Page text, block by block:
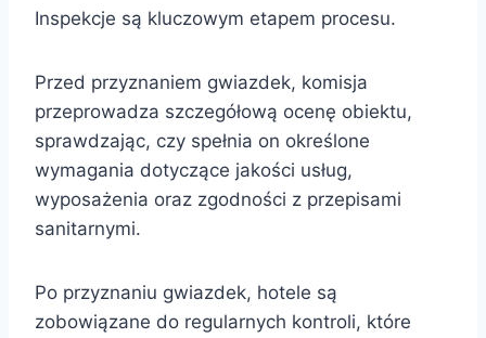
Inspekcje są kluczowym etapem procesu.
Przed przyznaniem gwiazdek, komisja
przeprowadza szczegółową ocenę obiektu,
sprawdzając, czy spełnia on określone
wymagania dotyczące jakości usług,
wyposażenia oraz zgodności z przepisami
sanitarnymi.
Po przyznaniu gwiazdek, hotele są
zobowiązane do regularnych kontroli, które